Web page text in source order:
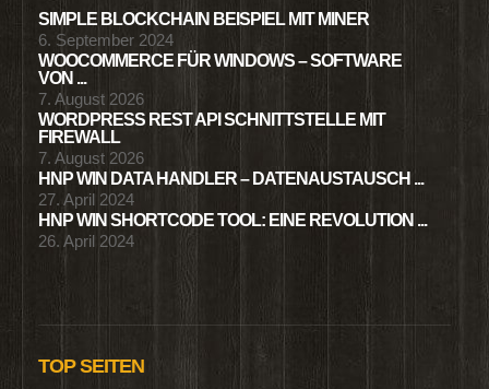
SIMPLE BLOCKCHAIN BEISPIEL MIT MINER
6. September 2024
WOOCOMMERCE FÜR WINDOWS – SOFTWARE
VON ...
7. August 2026
WORDPRESS REST API SCHNITTSTELLE MIT
FIREWALL
7. August 2026
HNP WIN DATA HANDLER – DATENAUSTAUSCH ...
27. April 2024
HNP WIN SHORTCODE TOOL: EINE REVOLUTION ...
26. April 2024
TOP SEITEN